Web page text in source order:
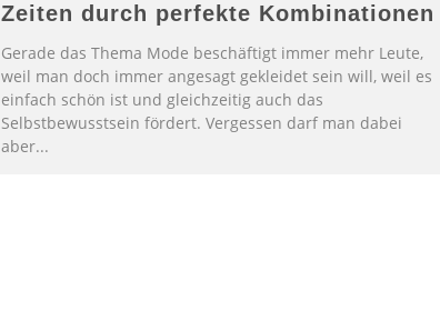
Zeiten durch perfekte Kombinationen
Gerade das Thema Mode beschäftigt immer mehr Leute,
weil man doch immer angesagt gekleidet sein will, weil es
einfach schön ist und gleichzeitig auch das
Selbstbewusstsein fördert. Vergessen darf man dabei
aber...